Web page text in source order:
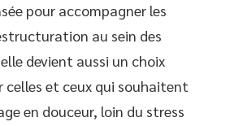
pour accompagner les
au sein des
devient aussi un choix
celles et ceux qui souhaitent
en douceur, loin du stress